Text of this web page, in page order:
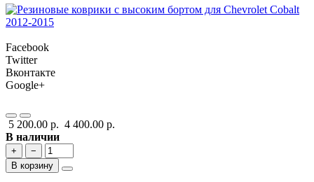
Facebook
Twitter
Вконтакте
Google+
5 200.00 р. 4 400.00 р.
В наличии
+
−
В корзину